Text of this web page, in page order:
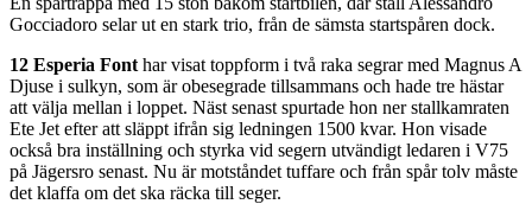
Gocciadoro selar ut en stark trio, från de sämsta startspåren dock.
12 Esperia Font har visat toppform i två raka segrar med Magnus A
Djuse i sulkyn, som är obesegrade tillsammans och hade tre hästar
att välja mellan i loppet. Näst senast spurtade hon ner stallkamraten
Ete Jet efter att släppt ifrån sig ledningen 1500 kvar. Hon visade
också bra inställning och styrka vid segern utvändigt ledaren i V75
på Jägersro senast. Nu är motståndet tuffare och från spår tolv måste
det klaffa om det ska räcka till seger.